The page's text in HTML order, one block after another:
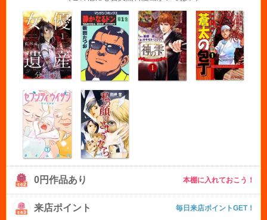
0円作品あり 本棚に入れておこう！
来店ポイント 毎日来店ポイントGET！